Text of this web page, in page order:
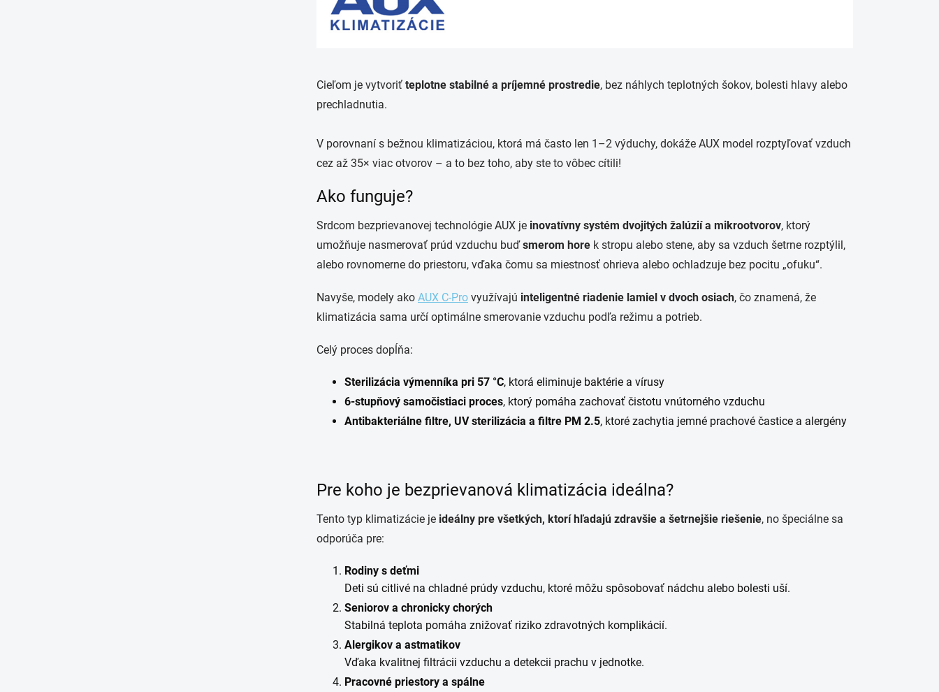
Cieľom je vytvoriť teplotne stabilné a príjemné prostredie, bez náhlych teplotných šokov, bolesti hlavy alebo
prechladnutia.
V porovnaní s bežnou klimatizáciou, ktorá má často len 1–2 výduchy, dokáže AUX model rozptyľovať vzduch
cez až 35× viac otvorov – a to bez toho, aby ste to vôbec cítili!
Ako funguje?
Srdcom bezprievanovej technológie AUX je inovatívny systém dvojitých žalúzií a mikrootvorov, ktorý
umožňuje nasmerovať prúd vzduchu buďsmerom hore k stropu alebo stene, aby sa vzduch šetrne rozptýlil,
alebo rovnomerne do priestoru, vďaka čomu sa miestnosť ohrieva alebo ochladzuje bez pocitu „ofuku“.
Navyše, modely ako AUX C-Pro využívajú inteligentné riadenie lamiel v dvoch osiach, čo znamená, že
klimatizácia sama určí optimálne smerovanie vzduchu podľa režimu a potrieb.
Celý proces dopĺňa:
Sterilizácia výmenníka pri 57 °C, ktorá eliminuje baktérie a vírusy
6-stupňový samočistiaci proces, ktorý pomáha zachovať čistotu vnútorného vzduchu
Antibakteriálne filtre, UV sterilizácia a filtre PM 2.5, ktoré zachytia jemné prachové častice a alergény
Pre koho je bezprievanová klimatizácia ideálna?
Tento typ klimatizácie je ideálny pre všetkých, ktorí hľadajú zdravšie a šetrnejšie riešenie, no špeciálne sa
odporúča pre:
Rodiny s deťmi
Deti sú citlivé na chladné prúdy vzduchu, ktoré môžu spôsobovať nádchu alebo bolesti uší.
Seniorov a chronicky chorých
Stabilná teplota pomáha znižovať riziko zdravotných komplikácií.
Alergikov a astmatikov
Vďaka kvalitnej filtrácii vzduchu a detekcii prachu v jednotke.
Pracovné priestory a spálne